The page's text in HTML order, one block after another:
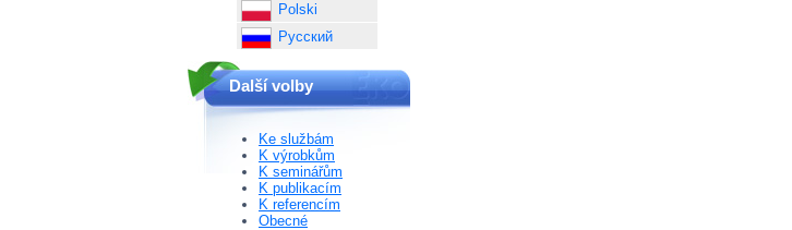
Polski
Русский
Další volby
Ke službám
K výrobkům
K seminářům
K publikacím
K referencím
Obecné